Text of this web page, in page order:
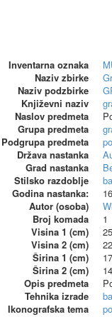
Inventarna oznaka
Naziv zbirke
Naziv podzbirke
Književni naziv
Naslov predmeta
Grupa predmeta
Podgrupa predmeta
Država nastanka
Grad nastanka
Stilsko razdoblje
Godina nastanka:
Autor (osoba)
Broj komada
1
Visina 1 (cm)
25
Visina 2 (cm)
Širina 1 (cm)
Širina 2 (cm)
Opis predmeta
Tehnika izrade
Ikonografska tema